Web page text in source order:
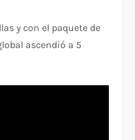
y con el paquete de
ascendió a 5